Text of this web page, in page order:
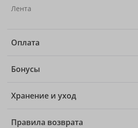
Лента
Оплата
Бонусы
Хранение и уход
Правила возврата